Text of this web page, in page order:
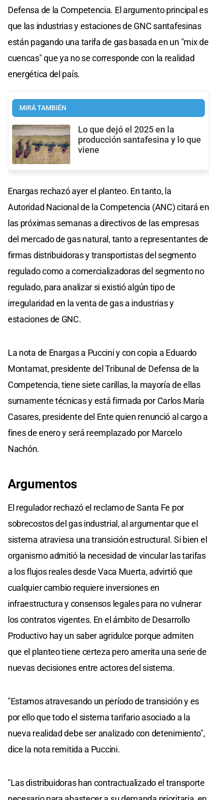
Defensa de la Competencia. El argumento principal es
que las industrias y estaciones de GNC santafesinas
están pagando una tarifa de gas basada en un "mix de
cuencas" que ya no se corresponde con la realidad
energética del país.
MIRÁ TAMBIÉN
Lo que dejó el 2025 en la
producción santafesina y lo que
viene
Enargas rechazó ayer el planteo. En tanto, la
Autoridad Nacional de la Competencia (ANC) citará en
las próximas semanas a directivos de las empresas
del mercado de gas natural, tanto a representantes de
firmas distribuidoras y transportistas del segmento
regulado como a comercializadoras del segmento no
regulado, para analizar si existió algún tipo de
irregularidad en la venta de gas a industrias y
estaciones de GNC.
La nota de Enargas a Puccini y con copia a Eduardo
Montamat, presidente del Tribunal de Defensa de la
Competencia, tiene siete carillas, la mayoría de ellas
sumamente técnicas y está firmada por Carlos María
Casares, presidente del Ente quien renunció al cargo a
fines de enero y será reemplazado por Marcelo
Nachón.
Argumentos
El regulador rechazó el reclamo de Santa Fe por
sobrecostos del gas industrial, al argumentar que el
sistema atraviesa una transición estructural. Si bien el
organismo admitió la necesidad de vincular las tarifas
a los flujos reales desde Vaca Muerta, advirtió que
cualquier cambio requiere inversiones en
infraestructura y consensos legales para no vulnerar
los contratos vigentes. En el ámbito de Desarrollo
Productivo hay un saber agridulce porque admiten
que el planteo tiene certeza pero amerita una serie de
nuevas decisiones entre actores del sistema.
"Estamos atravesando un período de transición y es
por ello que todo el sistema tarifario asociado a la
nueva realidad debe ser analizado con detenimiento",
dice la nota remitida a Puccini.
"Las distribuidoras han contractualizado el transporte